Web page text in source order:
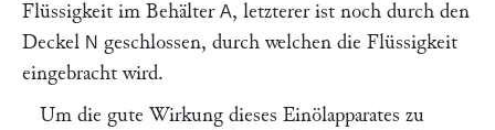
Flüssigkeit im Behälter A, letzterer ist noch durch den
Deckel N geschlossen, durch welchen die Flüssigkeit
eingebracht wird.
Um die gute Wirkung dieses Einölapparates zu